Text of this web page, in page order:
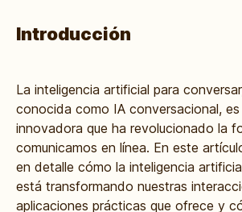
Introducción
La inteligencia artificial para
conocida como IA conversacional,
innovadora que ha revolucionado la
comunicamos en línea. En este
en detalle cómo la inteligencia
está transformando nuestras
aplicaciones prácticas que ofrece y